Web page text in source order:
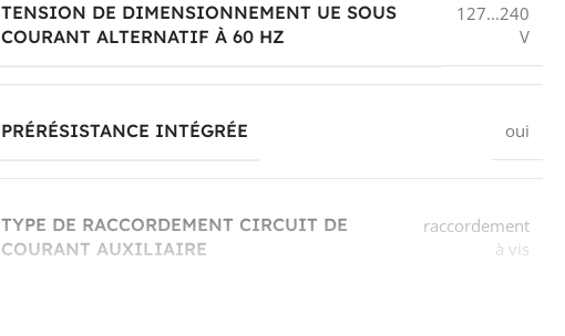
TENSION DE DIMENSIONNEMENT UE SOUS
COURANT ALTERNATIF À 60 HZ
127...240
V
PRÉRÉSISTANCE INTÉGRÉE oui
TYPE DE RACCORDEMENT CIRCUIT DE
COURANT AUXILIAIRE
raccordement
à vis